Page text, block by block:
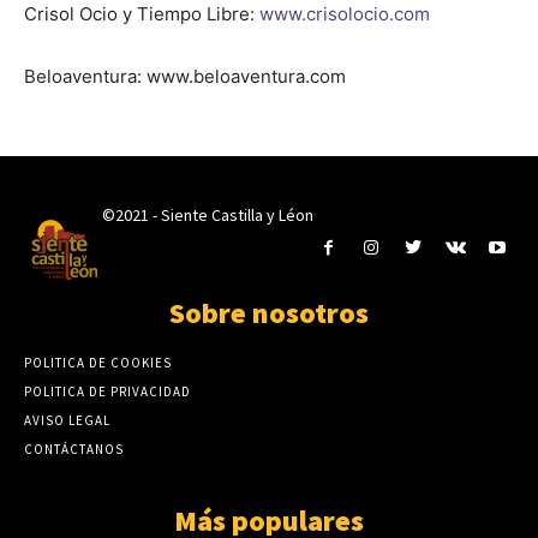
Crisol Ocio y Tiempo Libre: www.crisolocio.com
Beloaventura: www.beloaventura.com
©2021 - Siente Castilla y Léon
Sobre nosotros
POLITICA DE COOKIES
POLITICA DE PRIVACIDAD
AVISO LEGAL
CONTÁCTANOS
Más populares